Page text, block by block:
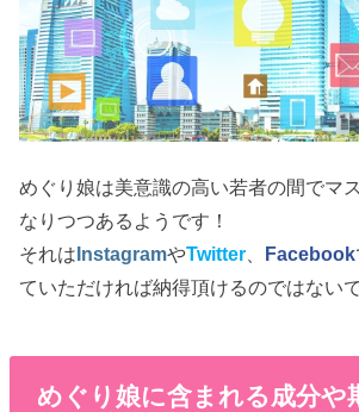
めぐり娘は美意識の高い若者の間でマ
なりつつあるようです！
それは InstagramやTwitter Facebook
ていただければ納得頂けるのではない
めぐり娘に含まれる成分や